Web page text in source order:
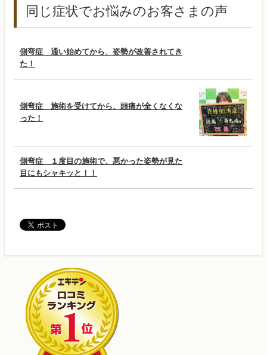
同じ症状でお悩みのお客さまの声
側弯症 通い始めてから、姿勢が改善されてき
た！
側弯症 施術を受けてから、頭痛が全くなくな
った！
側弯症 １度目の施術で、悪かった姿勢が見た
目にもシャキッと！！